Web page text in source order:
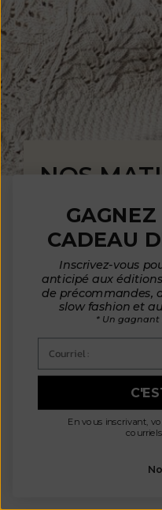
NOS
valeurs, nous
respectueuses de
humaines : de la
coton biologique.
qualité sont
auprès d'usines
Espagne et au
sans danger pour
l'environnement,
être des animaux
CADEAU
Inscrivez-vous
anticipé aux
de précommandes,
slow fashion et
* Un gagnant
En vous inscrivant,